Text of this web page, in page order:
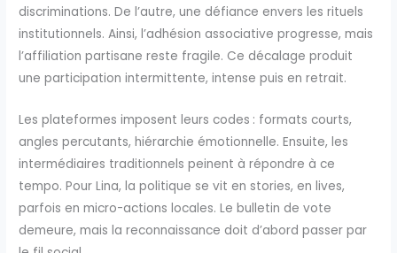
discriminations. De l’autre, une défiance envers les rituels
institutionnels. Ainsi, l’adhésion associative progresse, mais
l’affiliation partisane reste fragile. Ce décalage produit
une participation intermittente, intense puis en retrait.
Les plateformes imposent leurs codes : formats courts,
angles percutants, hiérarchie émotionnelle. Ensuite, les
intermédiaires traditionnels peinent à répondre à ce
tempo. Pour Lina, la politique se vit en stories, en lives,
parfois en micro-actions locales. Le bulletin de vote
demeure, mais la reconnaissance doit d’abord passer par